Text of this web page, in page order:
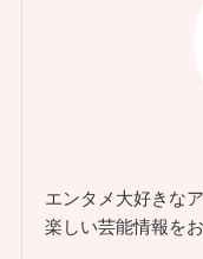
エンタメ大好きな
楽しい芸能情報を